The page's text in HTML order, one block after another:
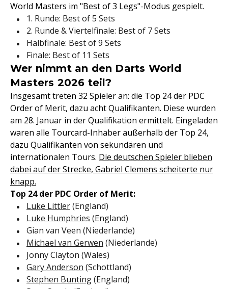
World Masters im "Best of 3 Legs"-Modus gespielt.
1. Runde: Best of 5 Sets
2. Runde & Viertelfinale: Best of 7 Sets
Halbfinale: Best of 9 Sets
Finale: Best of 11 Sets
Wer nimmt an den Darts World
Masters 2026 teil?
Insgesamt treten 32 Spieler an: die Top 24 der PDC
Order of Merit, dazu acht Qualifikanten. Diese wurden
am 28. Januar in der Qualifikation ermittelt. Eingeladen
waren alle Tourcard-Inhaber außerhalb der Top 24,
dazu Qualifikanten von sekundären und
internationalen Tours. Die deutschen Spieler blieben
dabei auf der Strecke, Gabriel Clemens scheiterte nur
knapp.
Top 24 der PDC Order of Merit:
Luke Littler(England)
Luke Humphries (England)
Gian van Veen (Niederlande)
Michael van Gerwen (Niederlande)
Jonny Clayton (Wales)
Gary Anderson (Schottland)
Stephen Bunting(England)